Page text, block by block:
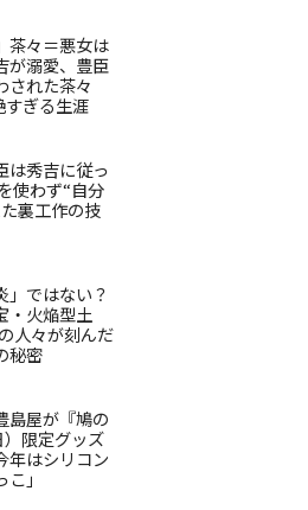
茶々＝悪女は
が溺愛、豊臣
された茶々
ぎる生涯
は秀吉に従っ
使わず“自分
裏工作の技
」ではない？
・火焔型土
人々が刻んだ
秘密
島屋が『鳩の
限定グッズ
年はシリコン
」